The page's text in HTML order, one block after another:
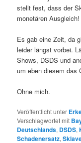
stellt fest, dass der
monetären Ausgleich!
Es gab eine Zeit, da
leider längst vorbei.
Shows, DSDS und
um eben diesem das
Ohne mich.
Veröffentlicht unter
Verschlagwortet mit
Deutschlands, DSDS,
Schadenersatz,